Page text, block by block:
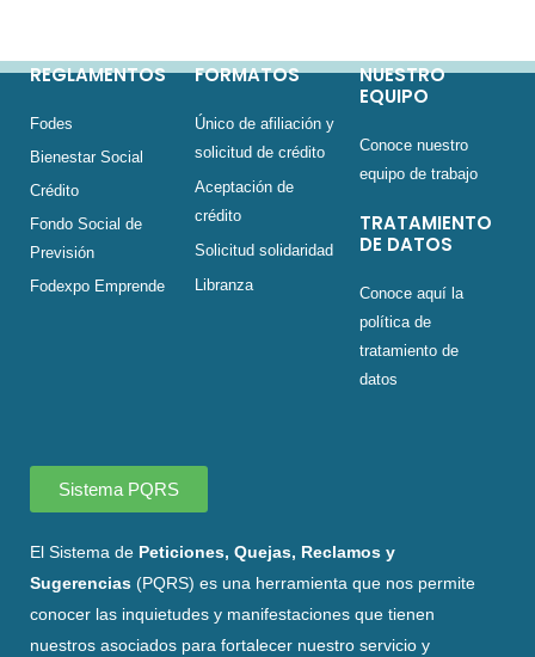
REGLAMENTOS
Fodes
Bienestar Social
Crédito
Fondo Social de
Previsión
Fodexpo Emprende
FORMATOS
Único de afiliación y
solicitud de crédito
Aceptación de
crédito
Solicitud solidaridad
Libranza
NUESTRO
EQUIPO
Conoce nuestro
equipo de trabajo
TRATAMIENTO
DE DATOS
Conoce aquí la
política de
tratamiento de
datos
Sistema PQRS
El Sistema de Peticiones, Quejas, Reclamos y
Sugerencias (PQRS) es una herramienta que nos permite
conocer las inquietudes y manifestaciones que tienen
nuestros asociados para fortalecer nuestro servicio y